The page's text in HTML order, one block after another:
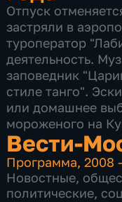
Отпуск
застряли в
туроператор
деятельность.
заповедник
стиле танго".
или домашнее
мороженого на
Вести-
Программа,2008
Новостные,
политические,